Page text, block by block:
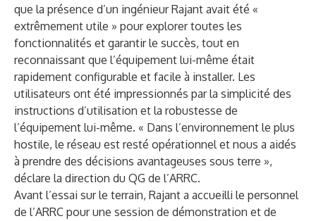
que la présence d’un ingénieur Rajant avait été «
extrêmement utile » pour explorer toutes les
fonctionnalités et garantir le succès, tout en
reconnaissant que l’équipement lui-même était
rapidement configurable et facile à installer. Les
utilisateurs ont été impressionnés par la simplicité des
instructions d’utilisation et la robustesse de
l’équipement lui-même. « Dans l’environnement le plus
hostile, le réseau est resté opérationnel et nous a aidés
à prendre des décisions avantageuses sous terre »,
déclare la direction du QG de l’ARRC.
Avant l’essai sur le terrain, Rajant a accueilli le personnel
de l’ARRC pour une session de démonstration et de